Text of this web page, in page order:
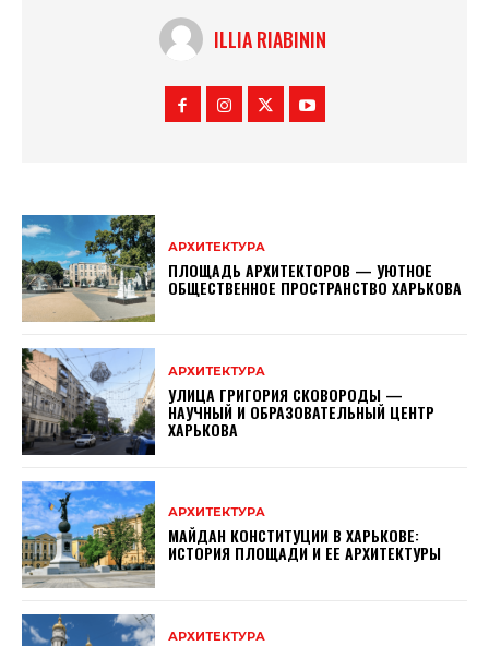
ILLIA RIABININ
АРХИТЕКТУРА
ПЛОЩАДЬ АРХИТЕКТОРОВ — УЮТНОЕ
ОБЩЕСТВЕННОЕ ПРОСТРАНСТВО ХАРЬКОВА
АРХИТЕКТУРА
УЛИЦА ГРИГОРИЯ СКОВОРОДЫ —
НАУЧНЫЙ И ОБРАЗОВАТЕЛЬНЫЙ ЦЕНТР
ХАРЬКОВА
АРХИТЕКТУРА
МАЙДАН КОНСТИТУЦИИ В ХАРЬКОВЕ:
ИСТОРИЯ ПЛОЩАДИ И ЕЕ АРХИТЕКТУРЫ
АРХИТЕКТУРА